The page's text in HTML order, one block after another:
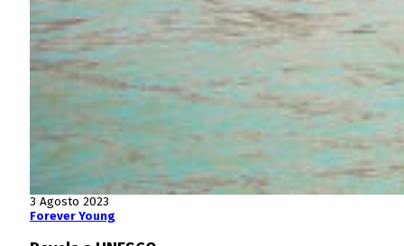
3 Agosto 2023
Forever Young